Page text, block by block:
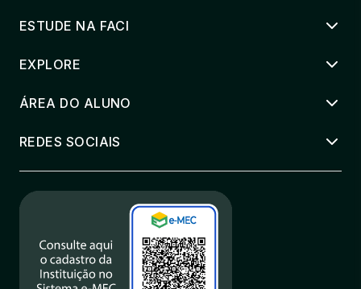
ESTUDE NA FACI
EXPLORE
ÁREA DO ALUNO
REDES SOCIAIS